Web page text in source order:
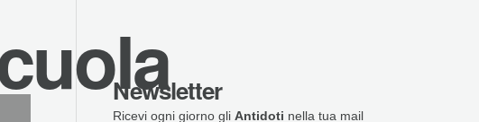
Newsletter
Ricevi ogni giorno gli Antidoti nella tua mail